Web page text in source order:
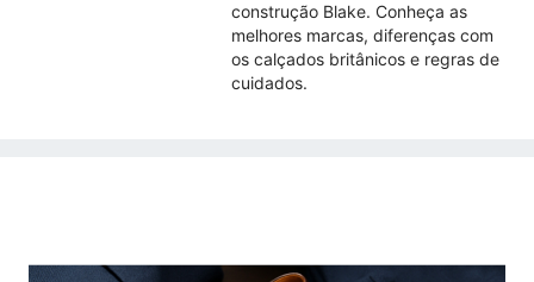
construção Blake. Conheça as
melhores marcas, diferenças com
os calçados britânicos e regras de
cuidados.